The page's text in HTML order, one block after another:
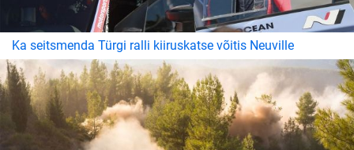
Ka seitsmenda Türgi ralli kiiruskatse võitis Neuville